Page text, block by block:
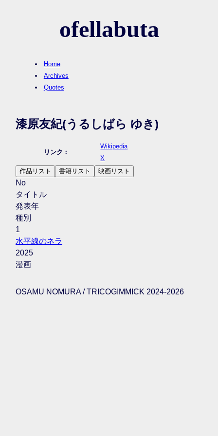
ofellabuta
Home
Archives
Quotes
漆原友紀(うるしばら ゆき)
リンク：
Wikipedia
X
作品リスト
書籍リスト 映画リスト
No
タイトル
発表年
種別
1
水平線のネラ
2025
漫画
OSAMU NOMURA / TRICOGIMMICK 2024-2026